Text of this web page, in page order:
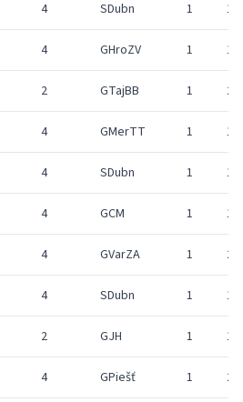
4 SDubn 1 19
4 GHroZV 1 19
2 GTajBB 1 20
4 GMerTT 1 16
4 SDubn 1 18
4 GCM 1 19
4 GVarZA 1 20
4 SDubn 1 19
2 GJH 1 17
4 GPiešť 1 20